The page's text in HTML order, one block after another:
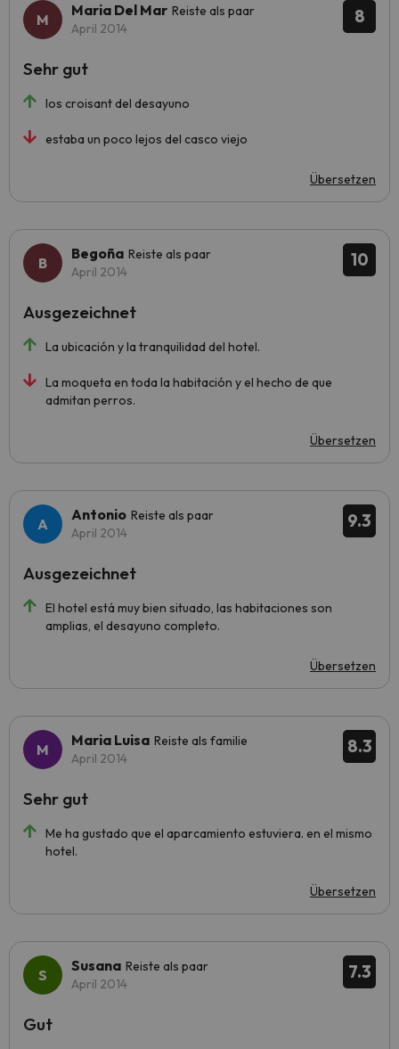
8
Maria Del Mar Reiste als paar
April 2014
los croisant del desayuno
estaba un poco lejos del casco viejo
Übersetzen
Sehr gut
10
Begoña Reiste als paar
April 2014
La ubicación y la tranquilidad del hotel.
La moqueta en toda la habitación y el hecho de que
admitan perros.
Übersetzen
Ausgezeichnet
9.3
Antonio Reiste als paar
April 2014
El hotel está muy bien situado, las habitaciones son
amplias, el desayuno completo.
Übersetzen
Ausgezeichnet
8.3
Maria Luisa Reiste als familie
April 2014
Me ha gustado que el aparcamiento estuviera. en el mismo
hotel.
Übersetzen
Sehr gut
7.3
Susana Reiste als paar
April 2014
Gut